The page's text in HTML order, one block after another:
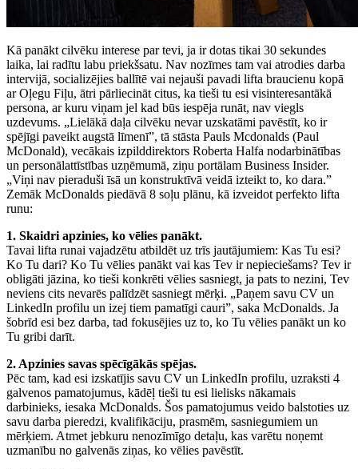
Kā panākt cilvēku interese par tevi, ja ir dotas tikai 30 sekundes
laika, lai radītu labu priekšsatu. Nav nozīmes tam vai atrodies darba
intervijā, socializējies ballītē vai nejauši pavadi lifta braucienu kopā
ar Oļegu Fiļu, ātri pārliecināt citus, ka tieši tu esi visinteresantākā
persona, ar kuru viņam jel kad būs iespēja runāt, nav viegls
uzdevums. „Lielākā daļa cilvēku nevar uzskatāmi pavēstīt, ko ir
spējīgi paveikt augstā līmenī”, tā stāsta Pauls Mcdonalds (Paul
McDonald), vecākais izpilddirektors Roberta Halfa nodarbinātības
un personālattīstības uzņēmumā, ziņu portālam Business Insider.
„Viņi nav pieraduši īsā un konstruktīvā veidā izteikt to, ko dara.”
Zemāk McDonalds piedāvā 8 soļu plānu, kā izveidot perfekto lifta
runu:
1. Skaidri apzinies, ko vēlies panākt.
Tavai lifta runai vajadzētu atbildēt uz trīs jautājumiem: Kas Tu esi?
Ko Tu dari? Ko Tu vēlies panākt vai kas Tev ir nepieciešams? Tev ir
obligāti jāzina, ko tieši konkrēti vēlies sasniegt, ja pats to nezini, Tev
neviens cits nevarēs palīdzēt sasniegt mērķi. „Paņem savu CV un
LinkedIn profilu un izej tiem pamatīgi cauri”, saka McDonalds. Ja
šobrīd esi bez darba, tad fokusējies uz to, ko Tu vēlies panākt un ko
Tu gribi darīt.
2. Apzinies savas spēcīgākās spējas.
Pēc tam, kad esi izskatījis savu CV un LinkedIn profilu, uzraksti 4
galvenos pamatojumus, kādēļ tieši tu esi lielisks nākamais
darbinieks, iesaka McDonalds. Šos pamatojumus veido balstoties uz
savu darba pieredzi, kvalifikāciju, prasmēm, sasniegumiem un
mērķiem. Atmet jebkuru nenozīmīgo detaļu, kas varētu noņemt
uzmanību no galvenās ziņas, ko vēlies pavēstīt.